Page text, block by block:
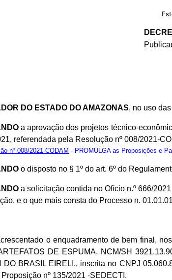
DO ESTADO DO AMAZONAS, no uso
a aprovação dos projetos técnico-
referendada pela Resolução nº 008/2021-
nº 008/2021-CODAM - PROMULGA as Proposições e
o disposto no § 1º do art. 6º do
a solicitação contida no Ofício n.º 666/
e o que mais consta do Processo n.
o enquadramento de bem final,
DE ESPUMA, NCM/SH
DO BRASIL EIRELI., inscrita no CNPJ
nº 135/2021 -SEDECTI.